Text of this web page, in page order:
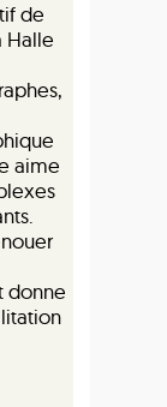
de
Halle
aime
donne